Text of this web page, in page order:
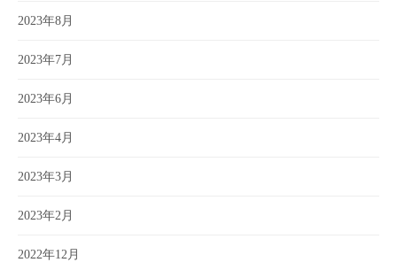
2023年8月
2023年7月
2023年6月
2023年4月
2023年3月
2023年2月
2022年12月